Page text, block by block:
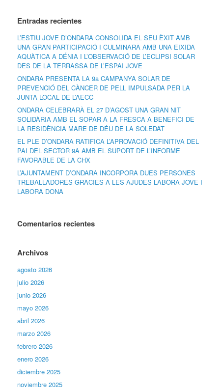
Entradas recientes
L’ESTIU JOVE D’ONDARA CONSOLIDA EL SEU ÈXIT AMB
UNA GRAN PARTICIPACIÓ I CULMINARÀ AMB UNA EIXIDA
AQUÀTICA A DÉNIA I L’OBSERVACIÓ DE L’ECLIPSI SOLAR
DES DE LA TERRASSA DE L’ESPAI JOVE
ONDARA PRESENTA LA 9a CAMPANYA SOLAR DE
PREVENCIÓ DEL CÀNCER DE PELL IMPULSADA PER LA
JUNTA LOCAL DE L’AECC
ONDARA CELEBRARÀ EL 27 D’AGOST UNA GRAN NIT
SOLIDÀRIA AMB EL SOPAR A LA FRESCA A BENEFICI DE
LA RESIDÈNCIA MARE DE DÉU DE LA SOLEDAT
EL PLE D’ONDARA RATIFICA L’APROVACIÓ DEFINITIVA DEL
PAI DEL SECTOR 9A AMB EL SUPORT DE L’INFORME
FAVORABLE DE LA CHX
L’AJUNTAMENT D’ONDARA INCORPORA DUES PERSONES
TREBALLADORES GRÀCIES A LES AJUDES LABORA JOVE I
LABORA DONA
Comentarios recientes
Archivos
agosto 2026
julio 2026
junio 2026
mayo 2026
abril 2026
marzo 2026
febrero 2026
enero 2026
diciembre 2025
noviembre 2025